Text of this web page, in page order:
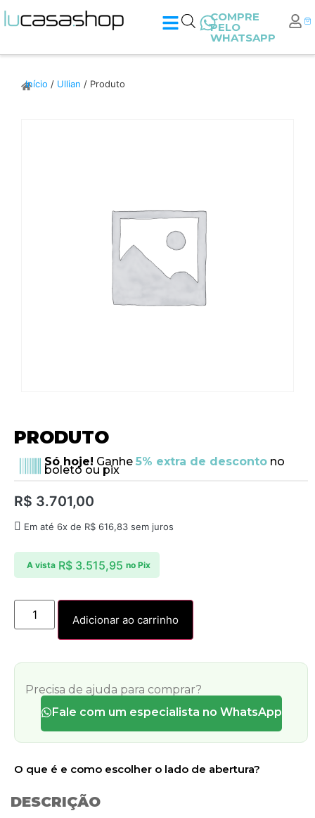
COMPRE
PELO
WHATSAPP
Início / Ullian / Produto
PRODUTO
Só hoje! Ganhe 5% extra de descontono
boleto ou pix
R$ 3.701,00
Em até 6x de R$ 616,83 sem juros
A vista R$3.515,95 no Pix
Adicionar ao carrinho
Precisa de ajuda para comprar?
Fale com um especialista no WhatsApp
O que é e como escolher o lado de abertura?
DESCRIÇÃO